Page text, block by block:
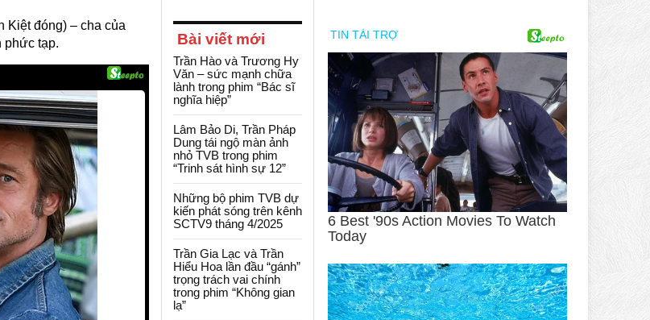
Kiệt đóng) – cha của
phức tạp.
Bài viết mới
Trần Hào và Trương Hy
Văn – sức mạnh chữa
lành trong phim “Bác sĩ
nghĩa hiệp”
Lâm Bảo Di, Trần Pháp
Dung tái ngộ màn ảnh
nhỏ TVB trong phim
“Trinh sát hình sự 12”
Những bộ phim TVB dự
kiến phát sóng trên kênh
SCTV9 tháng 4/2025
Trần Gia Lạc và Trần
Hiểu Hoa lần đầu “gánh”
trọng trách vai chính
trong phim “Không gian
lạ”